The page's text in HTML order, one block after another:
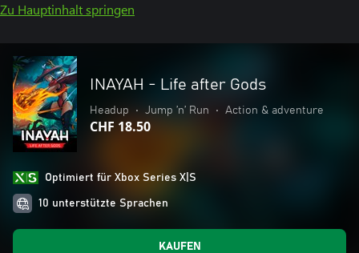
Zu Hauptinhalt springen
INAYAH - Life after Gods
Headup • Jump ’n’ Run • Action & adventure
CHF 18.50
Optimiert für Xbox Series X|S
10 unterstützte Sprachen
KAUFEN